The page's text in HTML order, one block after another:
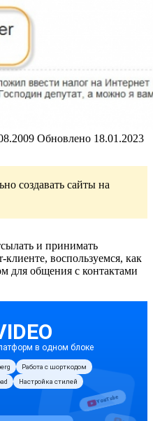
Обновлено 18.01.2023
создавать сайты на
и принимать
воспользуемся, как
для общения с контактами